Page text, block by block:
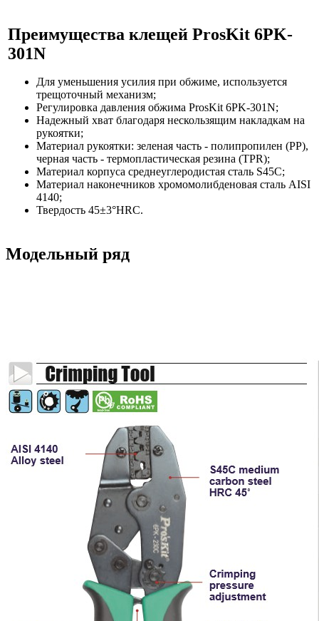
Преимущества клещей ProsKit 6PK-
301N
Для уменьшения усилия при обжиме, используется
трещоточный механизм;
Регулировка давления обжима ProsKit 6PK-301N;
Надежный хват благодаря нескользящим накладкам на
рукоятки;
Материал рукоятки: зеленая часть - полипропилен (PP),
черная часть - термопластическая резина (TPR);
Материал корпуса среднеуглеродистая сталь S45C;
Материал наконечников хромомолибденовая сталь AISI
4140;
Твердость 45±3°HRC.
Модельный ряд